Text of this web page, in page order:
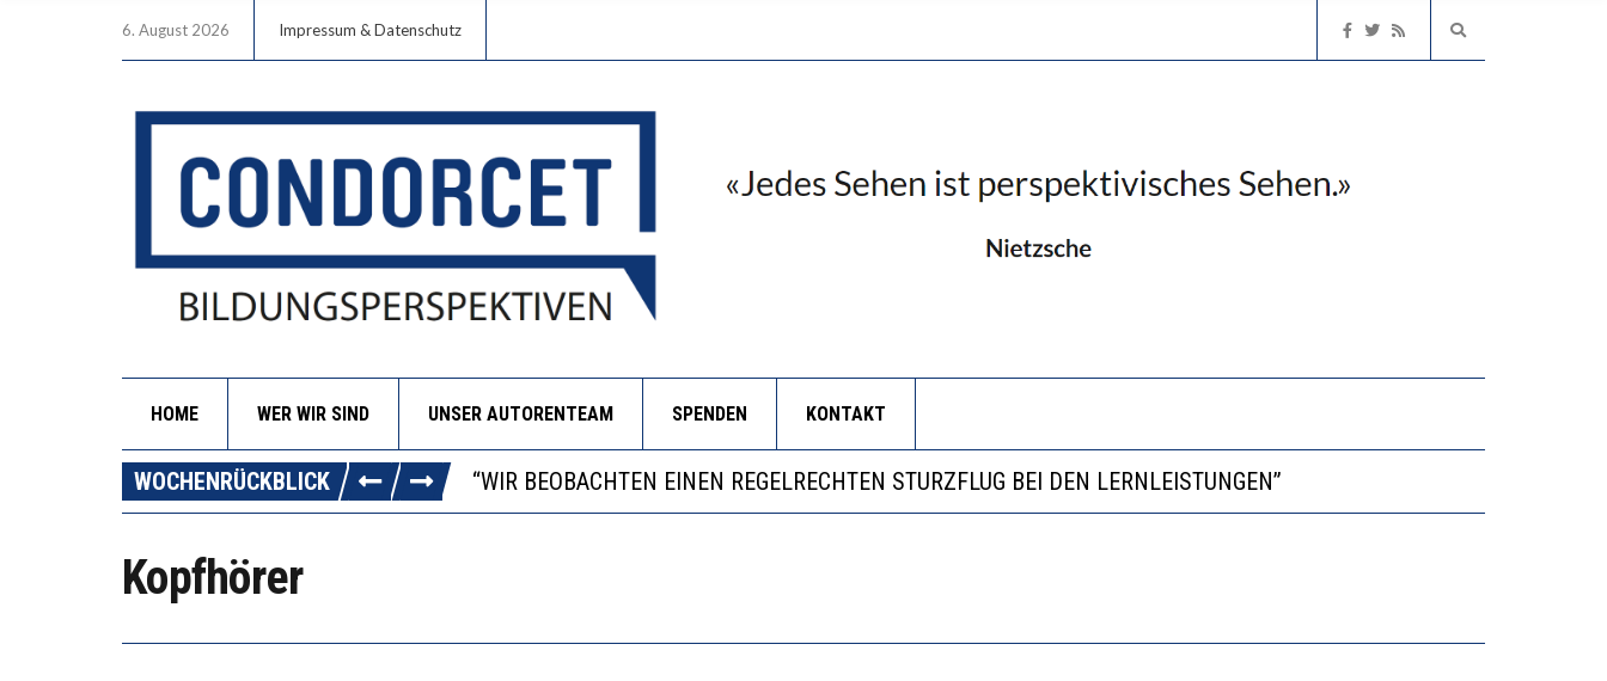
6. August 2026 Impressum & Datenschutz
HOME WER WIR SIND UNSER AUTORENTEAM SPENDEN KONTAKT
WOCHENRÜCKBLICK
ICH WILL MEHR EVIDENZ UND WILL WISSEN, WAS ALL DIE INVESTITIONEN BRINGEN
WORAUS WÄCHST, WAS KINDER TRÄGT
“WIR BEOBACHTEN EINEN REGELRECHTEN STURZFLUG BEI DEN LERNLEISTUNGEN”
DIE VERSTÄRKTE HARMONISIERUNG IM SCHULWESEN VERRINGERT DAS INNOVATIONSPOTENZIAL
Kopfhörer